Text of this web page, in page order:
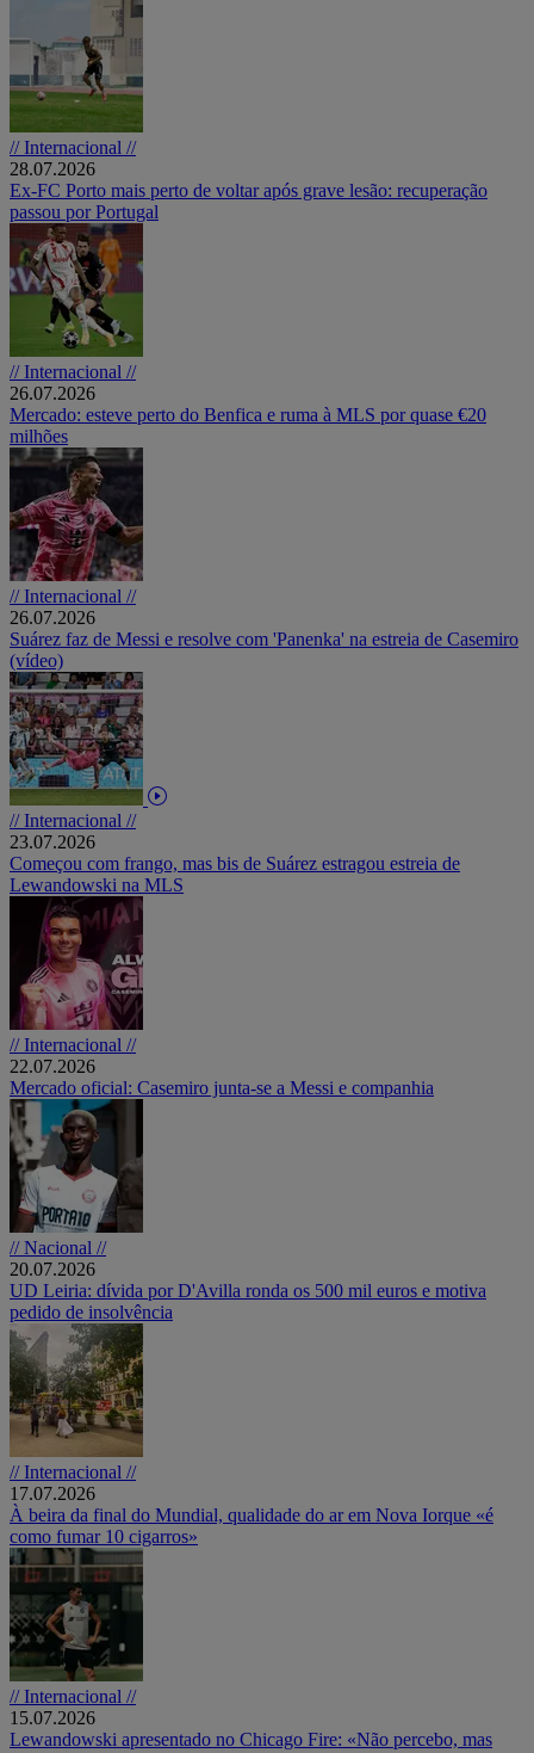
// Internacional //
28.07.2026
Ex-FC Porto mais perto de voltar após grave lesão: recuperação
passou por Portugal
// Internacional //
26.07.2026
Mercado: esteve perto do Benfica e ruma à MLS por quase €20
milhões
// Internacional //
26.07.2026
Suárez faz de Messi e resolve com 'Panenka' na estreia de Casemiro
(vídeo)
// Internacional //
23.07.2026
Começou com frango, mas bis de Suárez estragou estreia de
Lewandowski na MLS
// Internacional //
22.07.2026
Mercado oficial: Casemiro junta-se a Messi e companhia
// Nacional //
20.07.2026
UD Leiria: dívida por D'Avilla ronda os 500 mil euros e motiva
pedido de insolvência
// Internacional //
17.07.2026
À beira da final do Mundial, qualidade do ar em Nova Iorque «é
como fumar 10 cigarros»
// Internacional //
15.07.2026
Lewandowski apresentado no Chicago Fire: «Não percebo, mas